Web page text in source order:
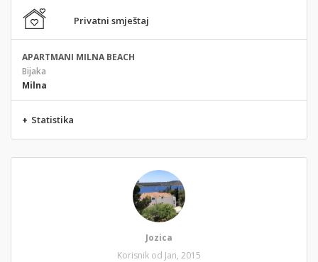
Privatni smještaj
APARTMANI MILNA BEACH
Bijaka
Milna
+ Statistika
Jozica
Korisnik od Jan, 2015